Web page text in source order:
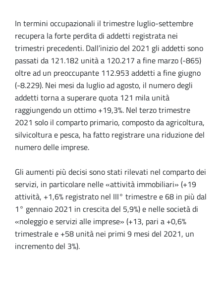
In termini occupazionali il trimestre luglio-settembre
recupera la forte perdita di addetti registrata nei
trimestri precedenti. Dall’inizio del 2021 gli addetti sono
passati da 121.182 unità a 120.217 a fine marzo (-865)
oltre ad un preoccupante 112.953 addetti a fine giugno
(-8.229). Nei mesi da luglio ad agosto, il numero degli
addetti torna a superare quota 121 mila unità
raggiungendo un ottimo +19,3%. Nel terzo trimestre
2021 solo il comparto primario, composto da agricoltura,
silvicoltura e pesca, ha fatto registrare una riduzione del
numero delle imprese.
Gli aumenti più decisi sono stati rilevati nel comparto dei
servizi, in particolare nelle «attività immobiliari» (+19
attività, +1,6% registrato nel III° trimestre e 68 in più dal
1° gennaio 2021 in crescita del 5,9%) e nelle società di
«noleggio e servizi alle imprese» (+13, pari a +0,6%
trimestrale e +58 unità nei primi 9 mesi del 2021, un
incremento del 3%).